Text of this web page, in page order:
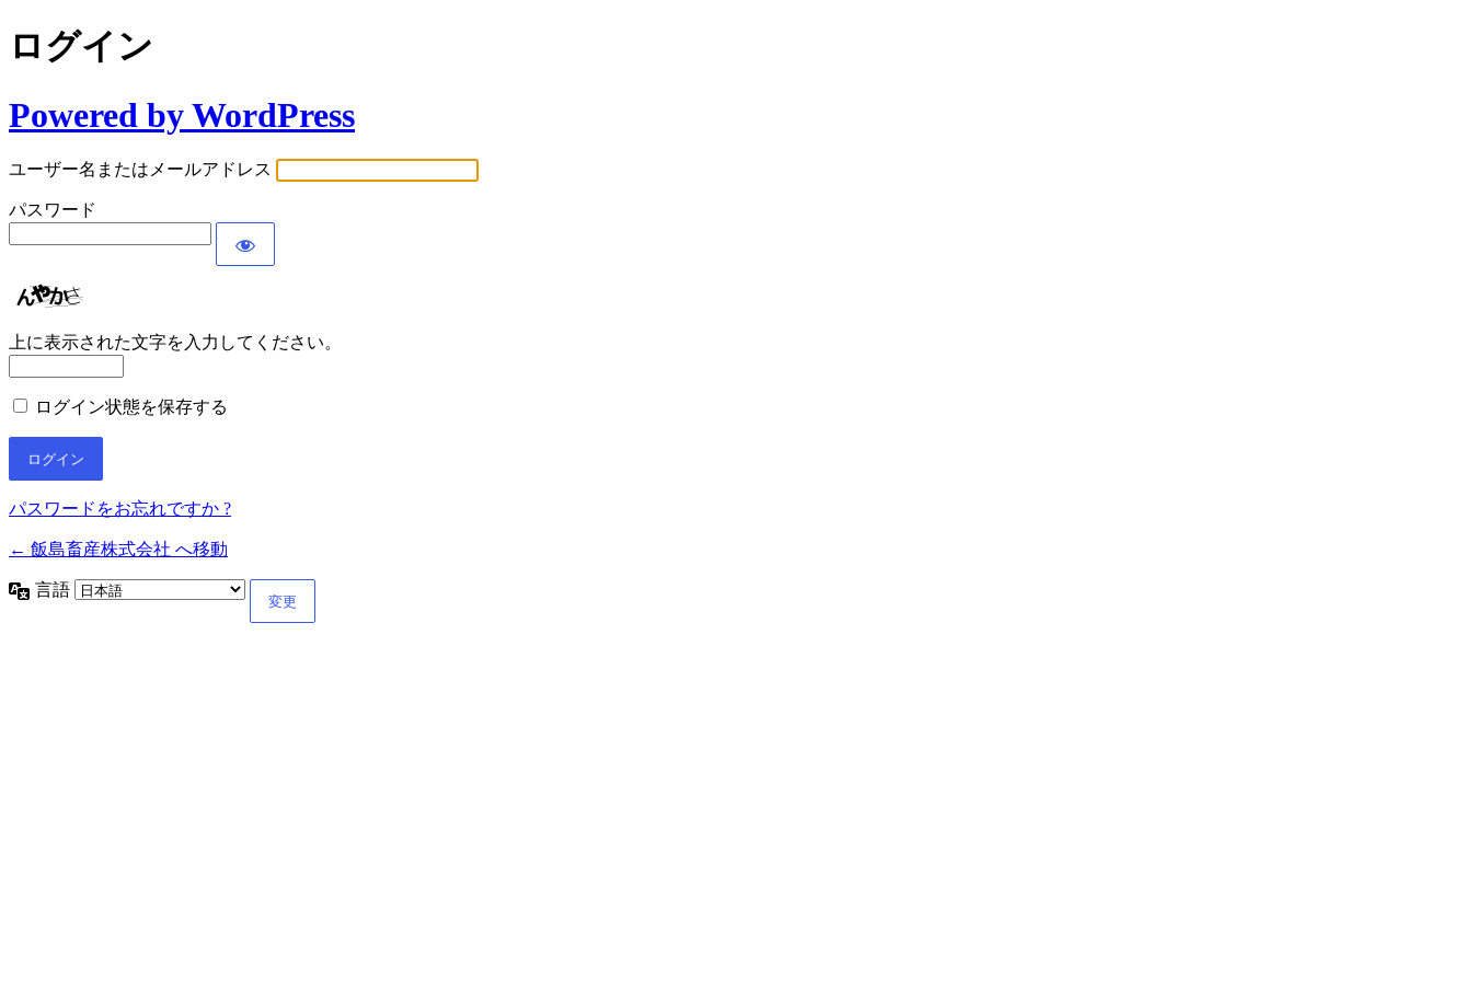
ログイン
Powered by WordPress
ユーザー名またはメールアドレス
パスワード
上に表示された文字を入力してください。
ログイン状態を保存する
パスワードをお忘れですか ?
← 飯島畜産株式会社 へ移動
言語